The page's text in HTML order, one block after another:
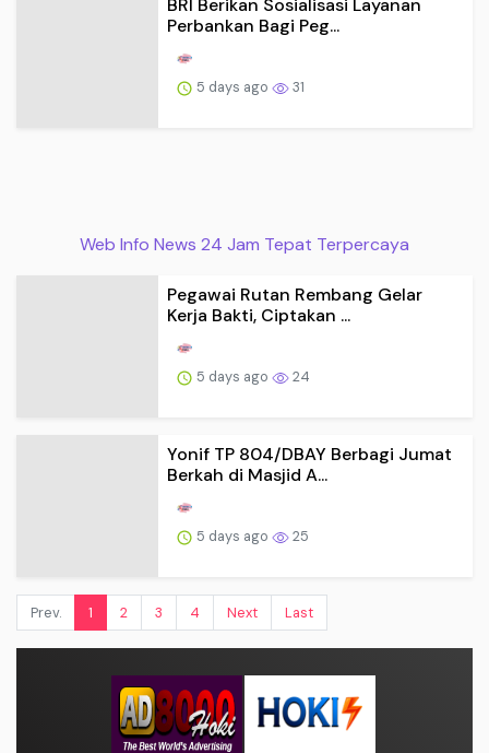
BRI Berikan Sosialisasi Layanan
Perbankan Bagi Peg...
5 days ago 31
Web Info News 24 Jam Tepat Terpercaya
Pegawai Rutan Rembang Gelar
Kerja Bakti, Ciptakan ...
5 days ago 24
Yonif TP 804/DBAY Berbagi Jumat
Berkah di Masjid A...
5 days ago 25
Prev. 1 2 3 4 Next Last